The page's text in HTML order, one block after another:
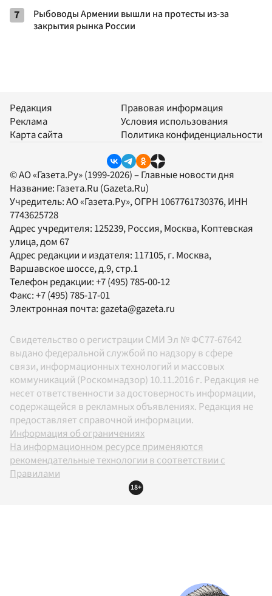
7
Рыбоводы Армении вышли на протесты из-за
закрытия рынка России
Редакция
Реклама
Карта сайта
Правовая информация
Условия использования
Политика конфиденциальности
© АО «Газета.Ру» (1999-2026) – Главные новости дня
Название: Газета.Ru (Gazeta.Ru)
Учредитель:АО «Газета.Ру», ОГРН 1067761730376, ИНН
7743625728
Адрес учредителя: 125239, Россия, Москва, Коптевская
улица, дом 67
Адрес редакции и издателя: 117105, г. Москва,
Варшавское шоссе, д.9, стр.1
Телефон редакции:+7 (495) 785-00-12
Факс:+7 (495) 785-17-01
Электронная почта:gazeta@gazeta.ru
Свидетельство о регистрации СМИ Эл № ФС77-67642
выдано федеральной службой по надзору в сфере
связи, информационных технологий и массовых
коммуникаций (Роскомнадзор) 10.11.2016 г. Редакция не
несет ответственности за достоверность информации,
содержащейся в рекламных объявлениях. Редакция не
предоставляет справочной информации.
Информация об ограничениях
На информационном ресурсе применяются
рекомендательные технологии в соответствии с
Правилами
18+